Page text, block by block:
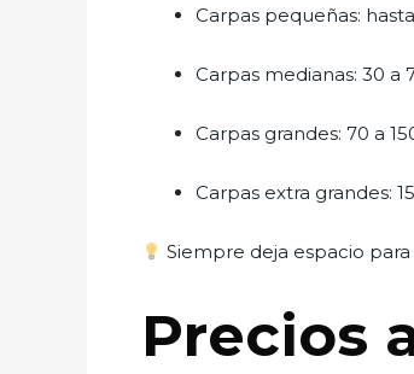
Carpas pequeñas:
Carpas medianas: 30 a
Carpas grandes: 70 a
Carpas extra grandes:
Siempre deja espacio
Precios